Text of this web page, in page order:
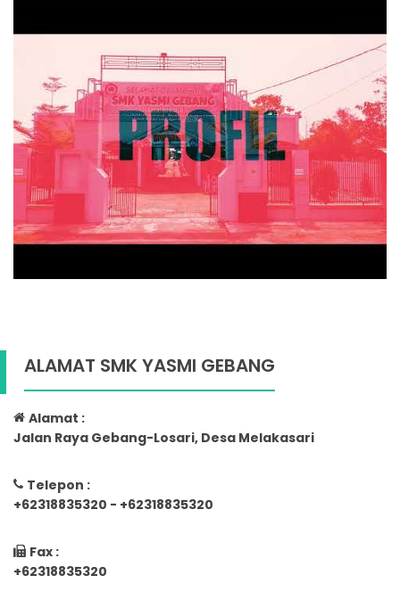
ALAMAT SMK YASMI GEBANG
Alamat :
Jalan Raya Gebang-Losari, Desa Melakasari
Telepon :
+62318835320 - +62318835320
Fax :
+62318835320